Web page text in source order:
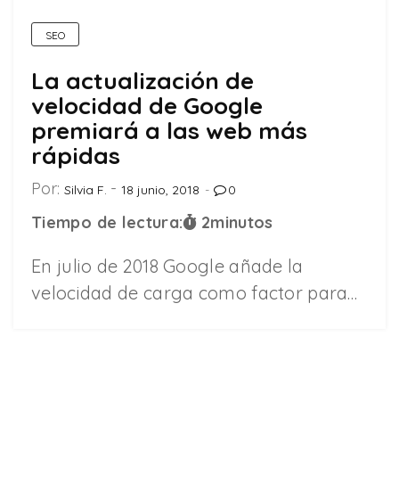
SEO
La actualización de
velocidad de Google
premiará a las web más
rápidas
Por: Silvia F. 18 junio, 2018 0
Tiempo de lectura: 2minutos
En julio de 2018 Google añade la
velocidad de carga como factor para…